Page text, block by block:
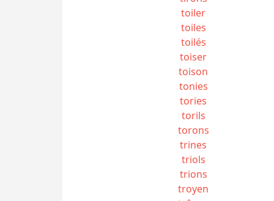
toiler
toiles
toilés
toiser
toison
tonies
tories
torils
torons
trines
triols
trions
troyen